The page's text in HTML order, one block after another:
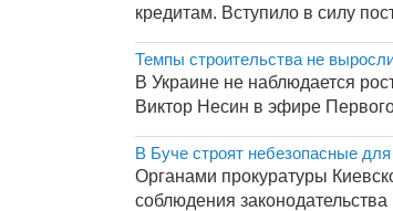
кредитам. Вступило в силу
Темпы строительства не
В Украине не наблюдается
Виктор Несин в эфире
В Буче строят небезопасные
Органами прокуратуры
соблюдения